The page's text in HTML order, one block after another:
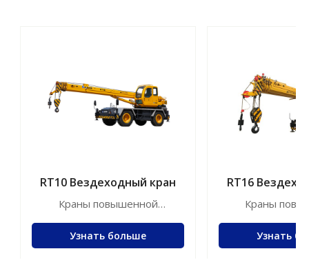
RT10 Вездеходный кран
Краны повышенной
проходимости
Узнать больше
RT16
Краны
Узнать